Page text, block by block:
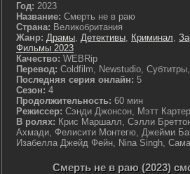
Год: 2023
Название: Смерть не в раю
Страна: Великобритания
Жанр: Драмы, Детективы, Криминал,
Фильмы 2023
Качество: WEBRip
Перевод: Coldfilm, Newstudio,
Последняя серия онлайн: 5
Сезон: 4
Продолжительность: 60 мин
Режиссер: Сэнди Джонсон, Мэтт
В ролях: Крис Маршалл, Сэлли
Ахмади, Фелисити Монтегю, Джейми
Изабелла Джейд Фейн, Nina Singh,
Смерть не в раю (2023)